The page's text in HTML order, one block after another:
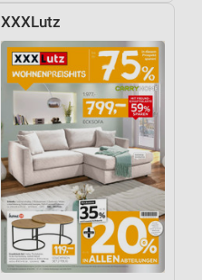
XXXLutz